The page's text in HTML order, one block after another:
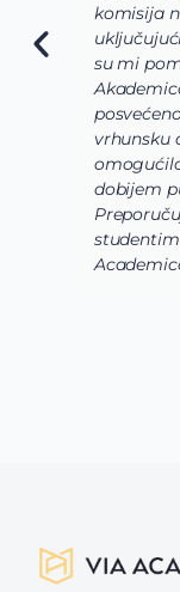
komisija
uključujući
su mi
Akademica
vrhunsku
omogućilo
dobijem
studentima
Academica.